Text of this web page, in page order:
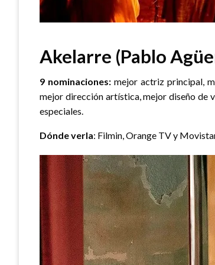
Akelarre (Pablo
9 nominaciones:mejor actriz principal,
mejor dirección artística, mejor diseño de
especiales.
Dónde verla: Filmin, Orange TV y